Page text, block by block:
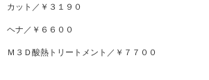
カット／￥３１９０
ヘナ／￥６６００
Ｍ３Ｄ酸熱トリートメント／￥７７００